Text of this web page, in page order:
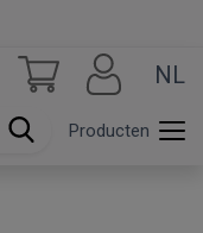
Producten
NL